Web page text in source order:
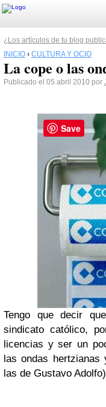
¿Los artículos de tu blog
INICIO › CULTURA Y OCIO
La cope o las
Publicado el 05 abril 2010 por
Tengo que decir
sindicato católico,
licencias y ser un
las ondas
las de Gustavo
Save